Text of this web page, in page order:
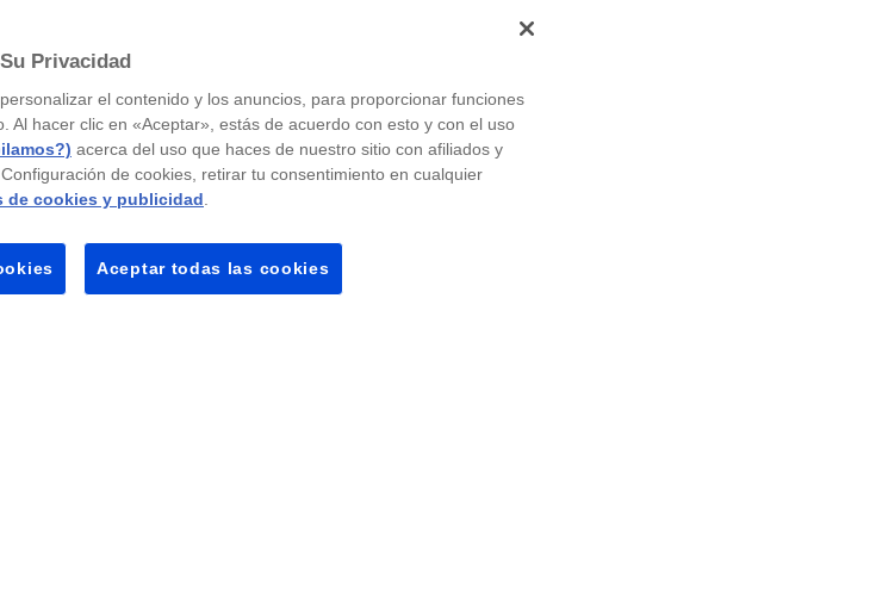
Su Privacidad
el contenido y los anuncios, para proporcionar funciones
Al hacer clic en «Aceptar», estás de acuerdo con esto y con el uso
acerca del uso que haces de nuestro sitio con afiliados y
de cookies, retirar tu consentimiento en cualquier
de cookies y publicidad
Aceptar todas las cookies